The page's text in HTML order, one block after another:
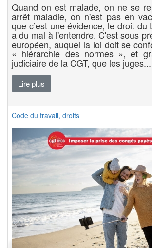
Quand on est malade, on ne se
arrêt maladie, on n'est pas en
que c’est une évidence, le droit du
a du mal à l'entendre. C'est sous
européen, auquel la loi doit se
« hiérarchie des normes », et
judiciaire de la CGT, que les juges...
Lire plus
Code du travail, droits